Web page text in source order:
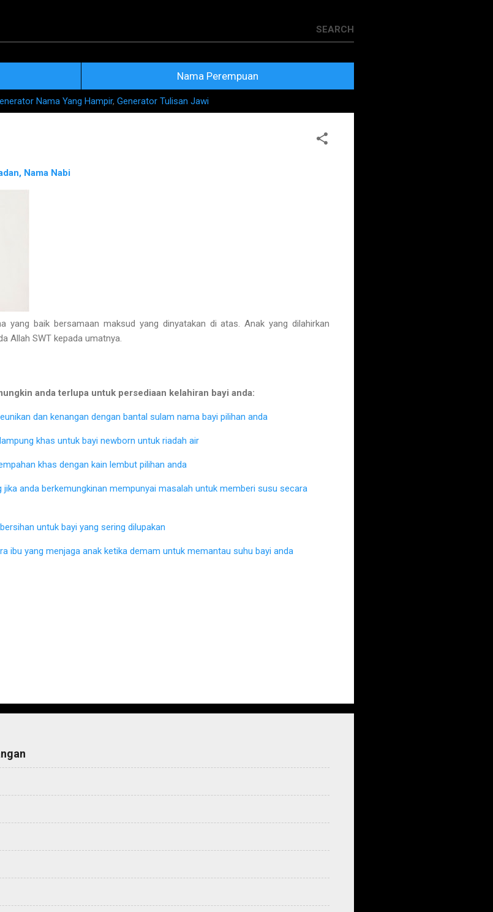
Rujukan Terkini
Nama Perempuan
Nama Yang Hampir, Generator Tulisan Jawi
Nama Nabi
yang baik bersamaan maksud yang dinyatakan di atas. Anak yang dilahirkan
Allah SWT kepada umatnya.
anda terlupa untuk persediaan kelahiran bayi anda:
dan kenangan dengan bantal sulam nama bayi pilihan anda
khas untuk bayi newborn untuk riadah air
khas dengan kain lembut pilihan anda
anda berkemungkinan mempunyai masalah untuk memberi susu secara
untuk bayi yang sering dilupakan
ibu yang menjaga anak ketika demam untuk memantau suhu bayi anda